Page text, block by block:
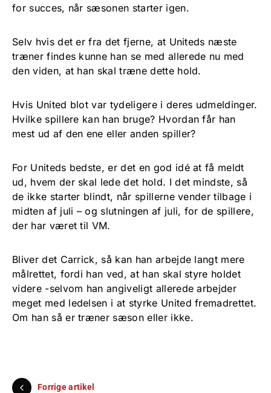
for succes, når sæsonen starter igen.
Selv hvis det er fra det fjerne, at Uniteds næste
træner findes kunne han se med allerede nu med
den viden, at han skal træne dette hold.
Hvis United blot var tydeligere i deres udmeldinger.
Hvilke spillere kan han bruge? Hvordan får han
mest ud af den ene eller anden spiller?
For Uniteds bedste, er det en god idé at få meldt
ud, hvem der skal lede det hold. I det mindste, så
de ikke starter blindt, når spillerne vender tilbage i
midten af juli – og slutningen af juli, for de spillere,
der har været til VM.
Bliver det Carrick, så kan han arbejde langt mere
målrettet, fordi han ved, at han skal styre holdet
videre -selvom han angiveligt allerede arbejder
meget med ledelsen i at styrke United fremadrettet.
Om han så er træner sæson eller ikke.
Forrige artikel